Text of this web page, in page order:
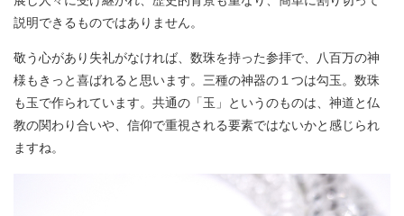
説明できるものではありません。
敬う心があり失礼がなければ、数珠を持った参拝で、八百万の神
様もきっと喜ばれると思います。三種の神器の１つは勾玉。数珠
も玉で作られています。共通の「玉」というのものは、神道と仏
教の関わり合いや、信仰で重視される要素ではないかと感じられ
ますね。